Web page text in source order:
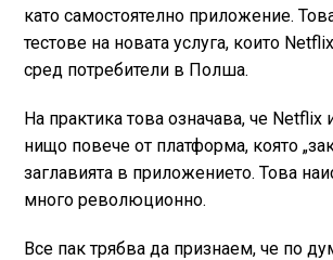
като самостоятелно приложение.
тестове на новата услуга, които
сред потребители в Полша.
На практика това означава, че Netflix
нищо повече от платформа, която
заглавията в приложението. Това
много революционно.
Все пак трябва да признаем, че по